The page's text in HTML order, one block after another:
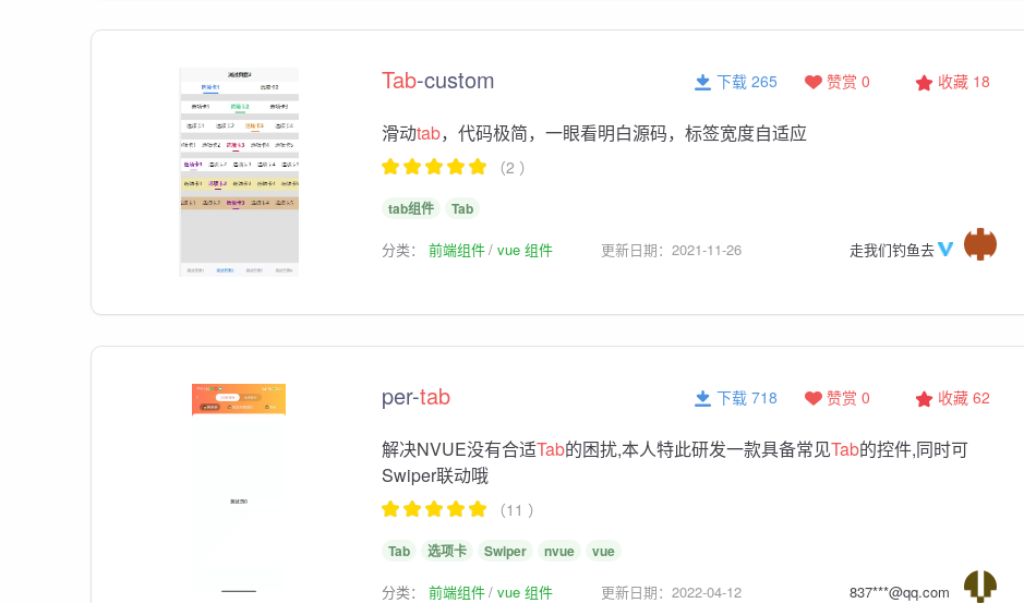
Tab-custom 收藏 18
赞赏 0
下载 265
滑动tab，代码极简，一眼看明白源码，标签宽度自适应
（2 ）
tab组件 Tab
分类： 前端组件 vue 组件 更新日期：2021-11-26 走我们钓鱼去
per-tab 收藏 62
赞赏 0
下载 718
解决NVUE没有合适Tab的困扰,本人特此研发一款具备常见Tab的控件,同时可
Swiper联动哦
（11 ）
Tab 选项卡 Swiper nvue vue
分类： 前端组件 vue 组件 更新日期：2022-04-12 837***@qq.com